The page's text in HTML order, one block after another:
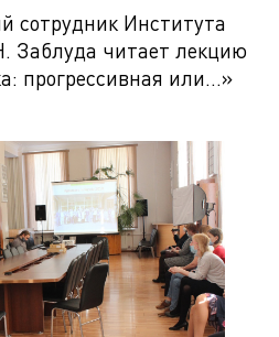
сотрудник Института
читает лекцию
прогрессивная или…»